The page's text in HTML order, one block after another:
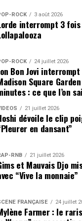
23h30 / 00h30
/ neW yorK –
00h45 / 01h45
sLanG / ontario –
02h00 / 05h00
/ Lyon –
NUIT 3 SCÈNE 2
21h00 / 21h45
– LoaF /
22h15 / 23h00
–
23h30 / 00h15
/ san Francisco –
(tWo GentLeMen /
LiVe
02h00 / 02h45
ROCK 3 août 2026
interrompt 3
ROCK 24 juillet 2026
Bon Jovi
Square
: ce que l’on
21 juillet 2026
dévoile le clip
en dansant”
RNB 21 juillet 2026
et Mauvais Djo
“Vive la monnaie”
FRANÇAISE 24 juillet
Farmer : le